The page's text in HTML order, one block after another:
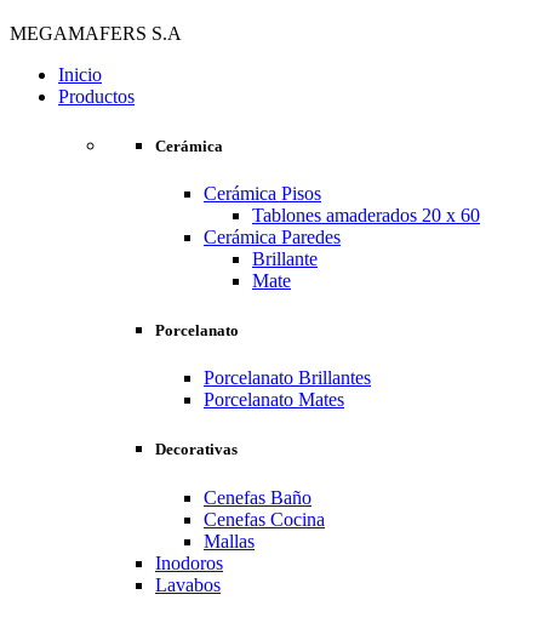
MEGAMAFERS S.A
Inicio
Productos
Cerámica
Cerámica Pisos
Tablones amaderados 20 x 60
Cerámica Paredes
Brillante
Mate
Porcelanato
Porcelanato Brillantes
Porcelanato Mates
Decorativas
Cenefas Baño
Cenefas Cocina
Mallas
Inodoros
Lavabos